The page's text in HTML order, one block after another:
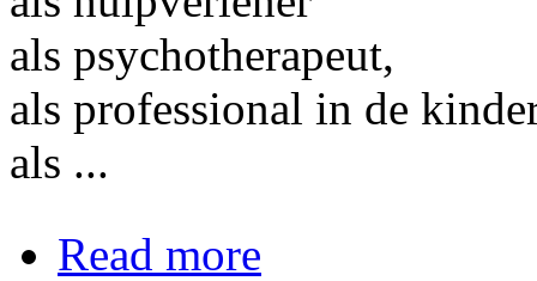
als psychotherapeut,
als professional in de
als ...
Read more